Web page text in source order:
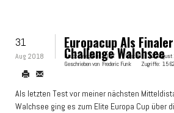
31
Aug 2018
Europacup Als
Challenge Walchsee
Hauptkategorie: ROOT Erstellt: 31.
Geschrieben von Frederic Funk Zugriffe:
Als letzten Test vor meiner nächsten
Walchsee ging es zum Elite Europa Cup über